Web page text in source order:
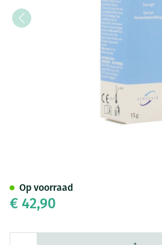
€ 42,90
Op voorraad